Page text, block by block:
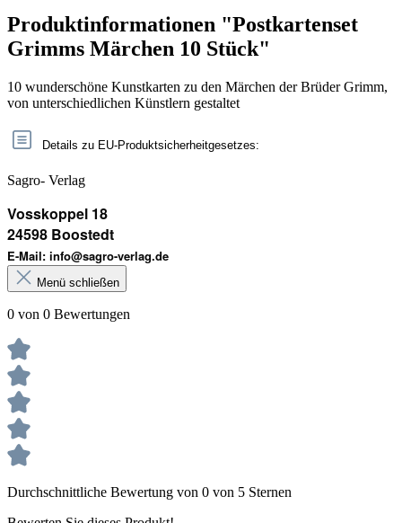
Produktinformationen "Postkartenset
Grimms Märchen 10 Stück"
10 wunderschöne Kunstkarten zu den Märchen der Brüder Grimm,
von unterschiedlichen Künstlern gestaltet
Details zu EU-Produktsicherheitgesetzes:
Sagro- Verlag
Vosskoppel 18
24598 Boostedt
E-Mail: info@sagro-verlag.de
Menü schließen
0 von 0 Bewertungen
Durchschnittliche Bewertung von 0 von 5 Sternen